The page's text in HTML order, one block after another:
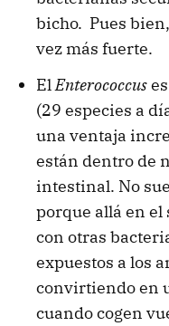
bicho. Pues
vez más fuerte.
ElEnterococcus
(29 especies a
una ventaja
están dentro de
intestinal. No
porque allá en
con otras
expuestos a los
convirtiendo en
cuando cogen